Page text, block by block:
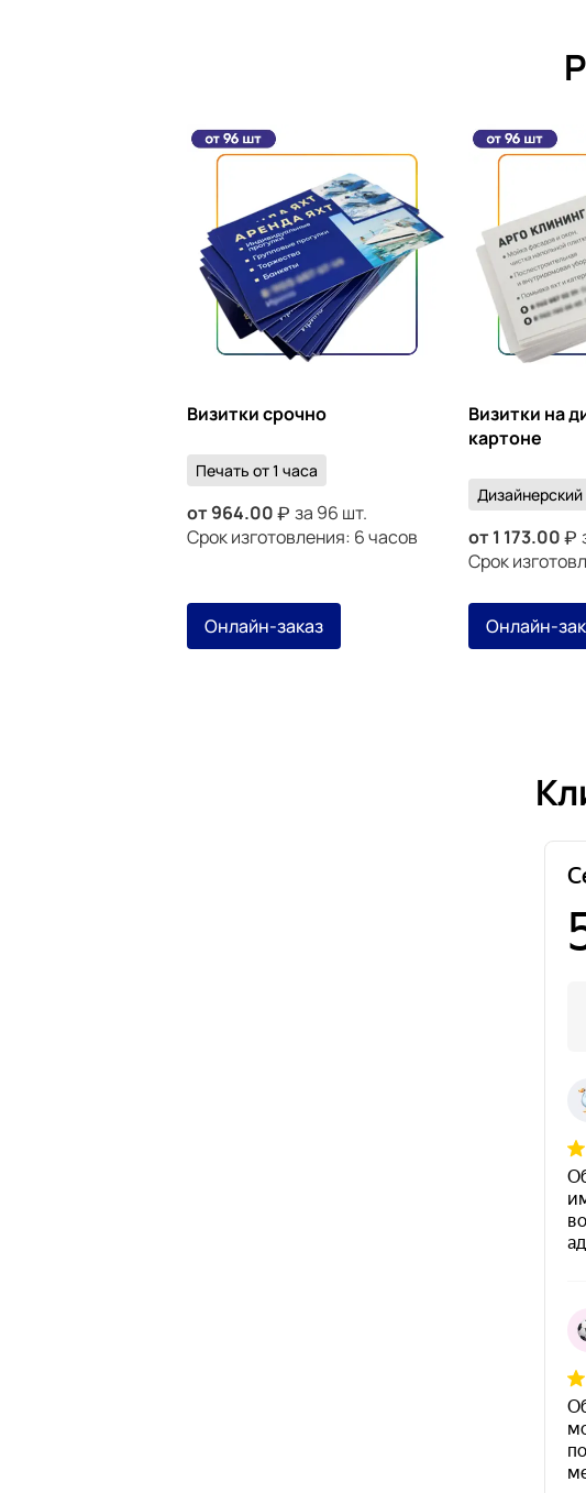
Визитки срочно
Печать от 1 часа
от964.00
за 96 шт.
Срок изготовления: 6 часов
Онлайн-заказ
Визитки на
картоне
Дизайнерский
от 1 173.00
Срок
Онлайн-